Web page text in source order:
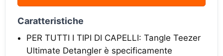
Caratteristiche
PER TUTTI I TIPI DI CAPELLI: Tangle Teezer
Ultimate Detangler è specificamente